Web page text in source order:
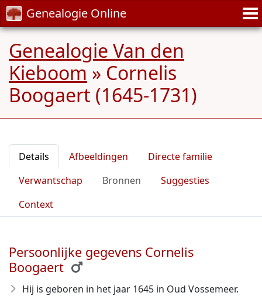
Genealogie Online
Genealogie Van den
Kieboom » Cornelis
Boogaert (1645-1731)
Details Afbeeldingen
Directe familie
Verwantschap
Bronnen
Suggesties
Context
Persoonlijke gegevens Cornelis
Boogaert
Hij is geboren in het jaar 1645 in Oud Vossemeer.